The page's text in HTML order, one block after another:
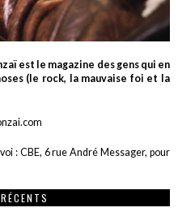
est le magazine des gens qui en
(le rock, la mauvaise foi et la
: CBE, 6 rue André Messager, pour